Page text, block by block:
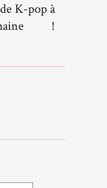
K-pop à
!